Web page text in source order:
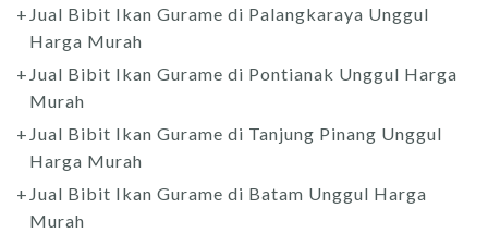
Jual Bibit Ikan Gurame di Palangkaraya Unggul
Harga Murah
Jual Bibit Ikan Gurame di Pontianak Unggul Harga
Murah
Jual Bibit Ikan Gurame di Tanjung Pinang Unggul
Harga Murah
Jual Bibit Ikan Gurame di Batam Unggul Harga
Murah